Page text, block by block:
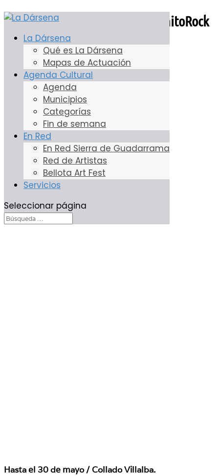
La Dársena
Qué es La Dársena
Mapas de Actuación
Agenda Cultural
Agenda
Municipios
Categorías
Fin de semana
En Red
En Red Sierra de Guadarrama
Red de Artistas
Bellota Art Fest
Servicios
Seleccionar página
Convocatoria: Certámenes GranitoRock
y Dj Fest (2023)
10 Abr, 2023
Hasta el 30 de mayo / Collado Villalba.